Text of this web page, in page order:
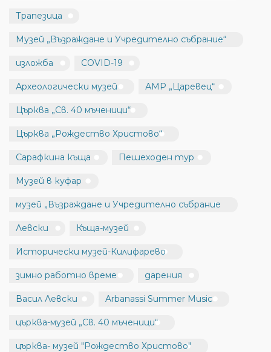
Трапезица
Музей „Възраждане и Учредително събрание“
изложба COVID-19
Археологически музей АМР „Царевец“
Църква „Св. 40 мъченици“
Църква „Рождество Христово“
Сарафкина къща Пешеходен тур
Музей в куфар
музей „Възраждане и Учредително събрание
Левски Къща-музей
Исторически музей-Килифарево
зимно работно време дарения
Васил Левски Arbanassi Summer Music
църква-музей „Св. 40 мъченици“
църква- музей "Рождество Христово"